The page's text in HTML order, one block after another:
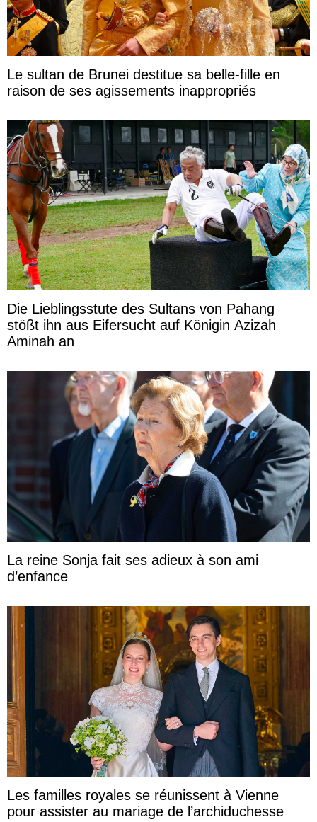
Le sultan de Brunei destitue sa belle-fille en
raison de ses agissements inappropriés
Die Lieblingsstute des Sultans von Pahang
stößt ihn aus Eifersucht auf Königin Azizah
Aminah an
La reine Sonja fait ses adieux à son ami
d’enfance
Les familles royales se réunissent à Vienne
pour assister au mariage de l’archiduchesse